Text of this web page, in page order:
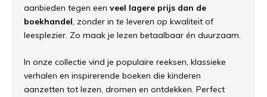
aanbieden tegen een veel lagere prijs dan de
boekhandel, zonder in te leveren op kwaliteit of
leesplezier. Zo maak je lezen betaalbaar én duurzaam.
In onze collectie vind je populaire reeksen, klassieke
verhalen en inspirerende boeken die kinderen
aanzetten tot lezen, dromen en ontdekken. Perfect